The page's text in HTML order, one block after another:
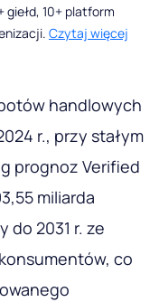
giełd, 10+ platform
Czytaj więcej
handlowych
r., przy stałym
prognoz Verified
miliarda
do 2031 r. ze
co